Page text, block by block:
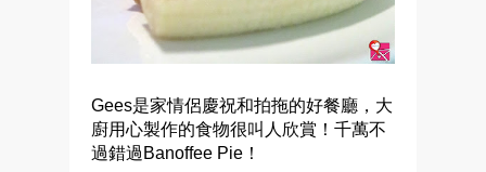
Gees是家情侶慶祝和拍拖的好餐廳，大
廚用心製作的食物很叫人欣賞！千萬不
過錯過Banoffee Pie！